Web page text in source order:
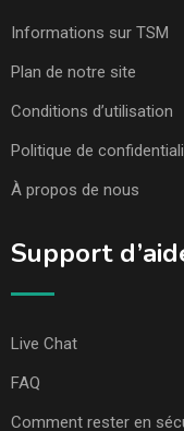
Informations sur TSM
Plan de notre site
Conditions d’utilisation
Politique de
À propos de nous
Support
Live Chat
FAQ
Comment rester en